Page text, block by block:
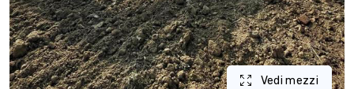
Vedi mezzi